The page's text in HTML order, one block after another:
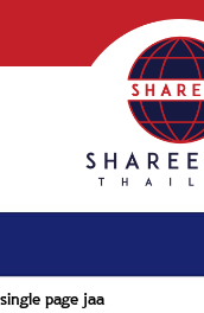
single page jaa